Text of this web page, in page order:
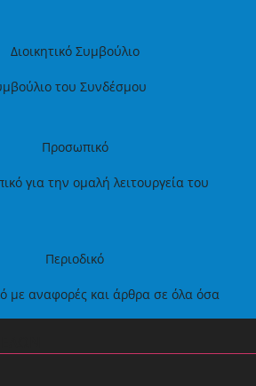
Διοικητικό Συμβούλιο
του Συνδέσμου
Προσωπικό
για την ομαλή λειτουργεία του
Περιοδικό
με αναφορές και άρθρα σε όλα όσα